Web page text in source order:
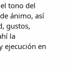
tono del
ánimo, así
gustos,
la
ejecución en